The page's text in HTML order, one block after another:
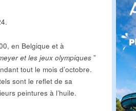
en Belgique et à
et les jeux olympiques ”
tout le mois d’octobre.
sont le reflet de sa
peintures à l’huile.